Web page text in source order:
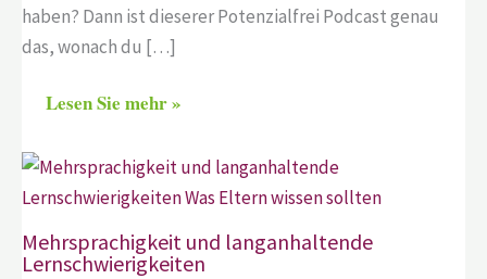
haben? Dann ist dieserer Potenzialfrei Podcast genau
das, wonach du […]
Lesen Sie mehr »
Mehrsprachigkeit und langanhaltende
Lernschwierigkeiten